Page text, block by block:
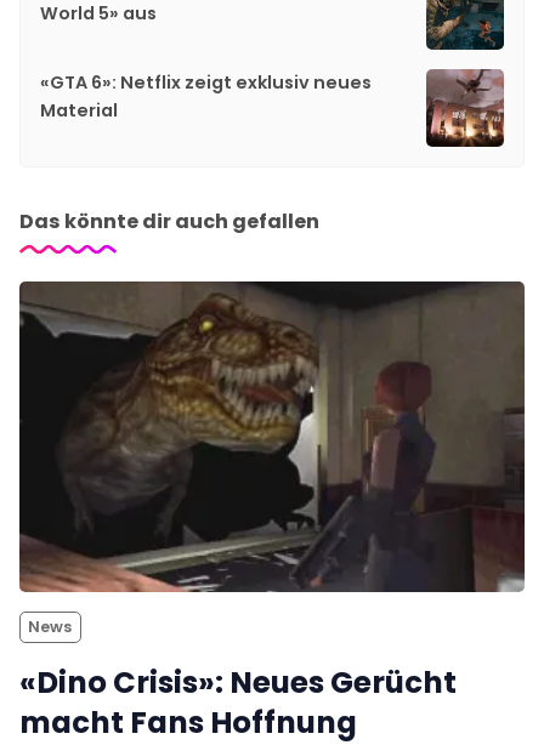
World 5» aus
«GTA 6»: Netflix zeigt exklusiv neues
Material
Das könnte dir auch gefallen
News
«Dino Crisis»: Neues Gerücht
macht Fans Hoffnung